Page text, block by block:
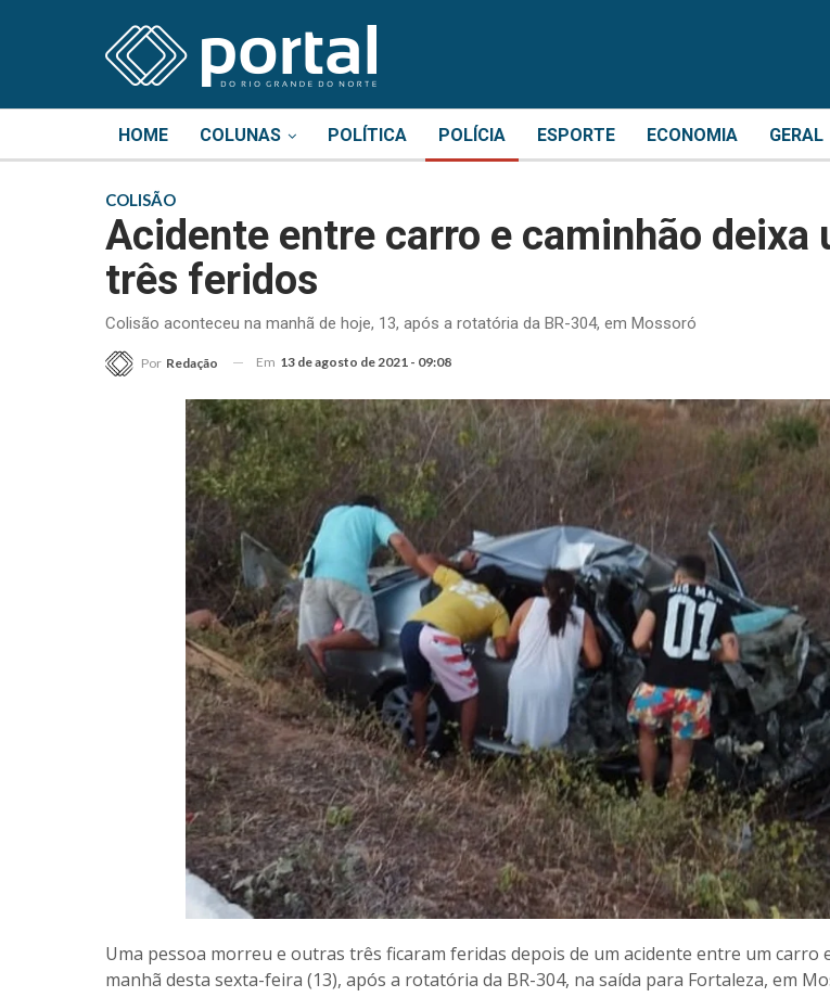
HOME COLUNAS POLÍTICA POLÍCIA ESPORTE ECONOMIA GERAL
COLISÃO
Acidente entre carro e caminhão deixa
três feridos
Colisão aconteceu na manhã de hoje, 13, após a rotatória da BR-304, em Mossoró
Por Redação Em 13 de agosto de 2021 - 09:08
Uma pessoa morreu e outras três ficaram feridas depois de um acidente entre um carro
manhã desta sexta-feira (13), após a rotatória da BR-304, na saída para Fortaleza, em